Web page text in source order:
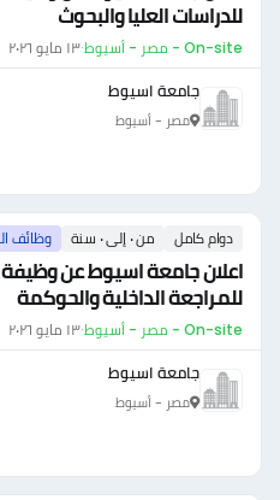
للدراسات العليا والبحوث
On-site - مصر - أسيوط ·١٣ مايو ٢٠٢٦
جامعة اسيوط
مصر - أسيوط
دوام كامل من ٠ إلى ٠ سنة وظائف
اعلان جامعة اسيوط عن وظيفة
للمراجعة الداخلية والحوكمة
On-site - مصر - أسيوط ·١٣ مايو ٢٠٢٦
جامعة اسيوط
مصر - أسيوط